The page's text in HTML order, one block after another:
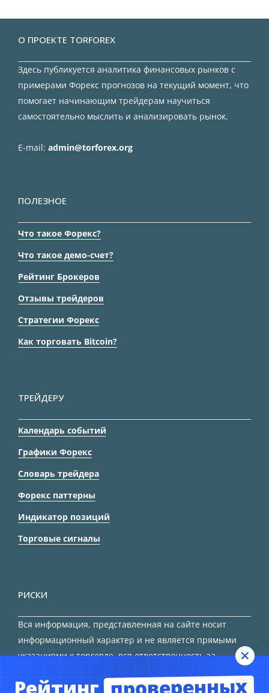
О ПРОЕКТЕ TORFOREX
Здесь публикуется аналитика финансовых рынков с
примерами Форекс прогнозов на текущий момент, что
помогает начинающим трейдерам научиться
самостоятельно мыслить и анализировать рынок.
E-mail: admin@torforex.org
ПОЛЕЗНОЕ
Что такое Форекс?
Что такое демо-счет?
Рейтинг Брокеров
Отзывы трейдеров
Стратегии Форекс
Как торговать Bitcoin?
ТРЕЙДЕРУ
Календарь событий
Графики Форекс
Словарь трейдера
Форекс паттерны
Индикатор позиций
Торговые сигналы
РИСКИ
Вся информация, представленная на сайте носит
информационный характер и не является прямыми
указаниями к торговле, вся ответственность за
Рейтинг проверенных